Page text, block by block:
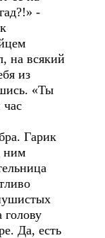
-
на всякий
из
«Ты
Гарик
ним
голову
Да, есть